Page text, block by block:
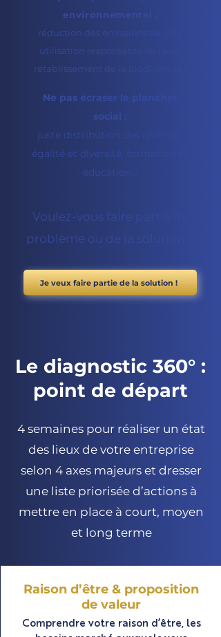
environnemental :
réduction des émissions de CO2,
utilisation responsable de l’eau,
rétablissement de la biodiversité...
Ne pas écraser le plancher
social :
juste distribution des revenus,
égalité et diversité, formation et
éducation...
Voulez-vous faire partie du
problème ou de la solution ?
Je veux faire partie de la solution !
Le diagnostic 360° :
point de départ
4 semaines pour réaliser un état
des lieux de votre entreprise
selon 4 axes majeurs et dresser
une liste priorisée d’actions à
mettre en place à court, moyen
et long terme
Raison d’être & proposition
de valeur
Comprendre votre raison d’être, les